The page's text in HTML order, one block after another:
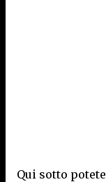
Qui sotto